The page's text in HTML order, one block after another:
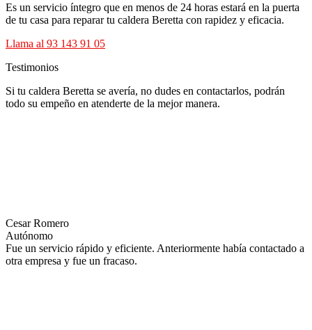
Es un servicio íntegro que en menos de 24 horas estará en la puerta
de tu casa para reparar tu caldera Beretta con rapidez y eficacia.
Llama al 93 143 91 05
Testimonios
Si tu caldera Beretta se avería, no dudes en contactarlos, podrán
todo su empeño en atenderte de la mejor manera.
Cesar Romero
Autónomo
Fue un servicio rápido y eficiente. Anteriormente había contactado a
otra empresa y fue un fracaso.